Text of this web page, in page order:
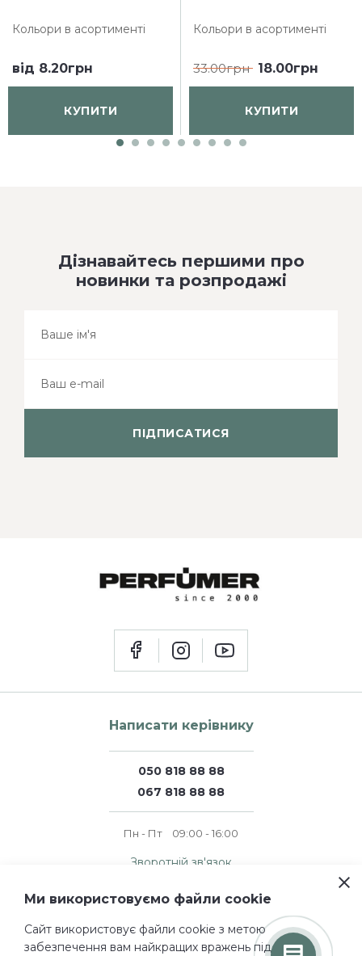
Кольори в асортименті
від 8.20грн
КУПИТИ
Кольори в асортименті
33.00грн 18.00грн
КУПИТИ
Дізнавайтесь першими про
новинки та розпродажі
ПІДПИСАТИСЯ
Написати керівнику
050 818 88 88
067 818 88 88
Пн - Пт 09:00 - 16:00
Зворотній зв'язок
Всі права захищені.
Проектування і дизайн
Ми використовуємо файли cookie
Сайт використовує файли cookie з метою
забезпечення вам найкращих вражень під час